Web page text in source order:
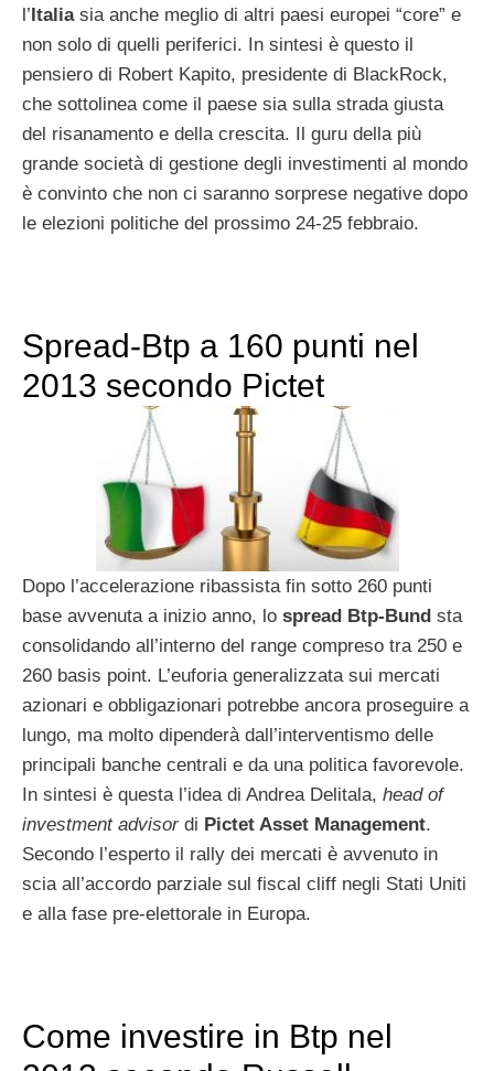
l’ Italiasia anche meglio di altri paesi europei “core” e
non solo di quelli periferici. In sintesi è questo il
pensiero di Robert Kapito, presidente di BlackRock,
che sottolinea come il paese sia sulla strada giusta
del risanamento e della crescita. Il guru della più
grande società di gestione degli investimenti al mondo
è convinto che non ci saranno sorprese negative dopo
le elezioni politiche del prossimo 24-25 febbraio.
Spread-Btp a 160 punti nel
2013 secondo Pictet
Dopo l’accelerazione ribassista fin sotto 260 punti
base avvenuta a inizio anno, lo spread Btp-Bund sta
consolidando all’interno del range compreso tra 250 e
260 basis point. L’euforia generalizzata sui mercati
azionari e obbligazionari potrebbe ancora proseguire a
lungo, ma molto dipenderà dall’interventismo delle
principali banche centrali e da una politica favorevole.
In sintesi è questa l’idea di Andrea Delitala, head of
investment advisor di Pictet Asset Management.
Secondo l’esperto il rally dei mercati è avvenuto in
scia all’accordo parziale sul fiscal cliff negli Stati Uniti
e alla fase pre-elettorale in Europa.
Come investire in Btp nel